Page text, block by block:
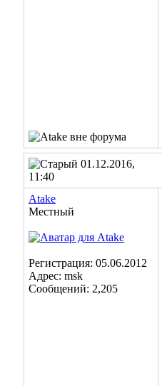
01.12.2016,
11:40
Atake
Местный
Регистрация: 05.06.2012
Адрес: msk
Сообщений: 2,205